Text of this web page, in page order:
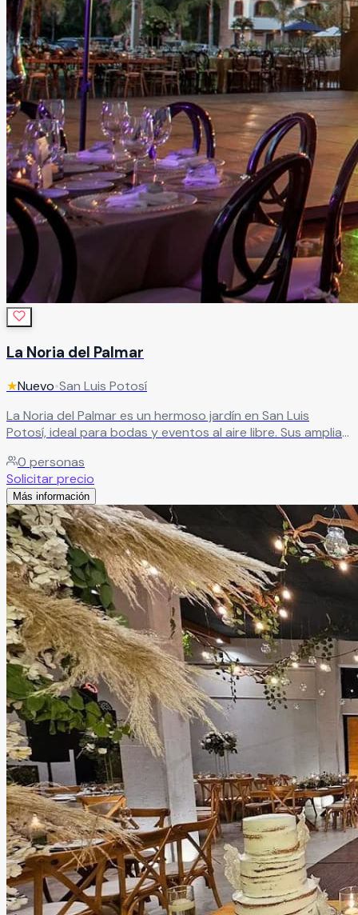
La Noria del Palmar
★Nuevo•San Luis Potosí
La Noria del Palmar es un hermoso jardín en San Luis
Potosí, ideal para bodas y eventos al aire libre. Sus amplias
celebración especial, acompañada de excelente atención.
Leer más
0 personas
Solicitar precio
Más información